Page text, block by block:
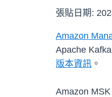
張貼日期:
Amazon
Apache
版本資訊 。
Amazon